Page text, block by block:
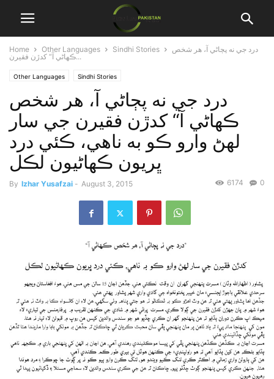
Home Other Languages Sindhi Stories
درد جي نه پڄاڻي آ، هر شخص
ڪهاڻي آ“ کدڙن فقيرن...
Other Languages Sindhi Stories
درد جي نه پڄاڻي آ، هر شخص
ڪهاڻي آ“ کدڙن فقيرن جي سار
لهڻ وارو ڪو به ناهي، ڪئي درد
ڀريون ڪهاڻيون لڪل
By Izhar Yusafzai - August 3, 2015 0
6174